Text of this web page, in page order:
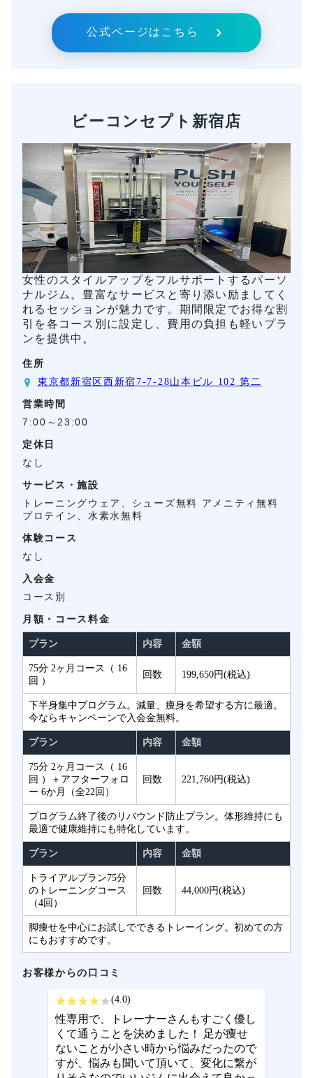
公式ページはこちら
ビーコンセプト新宿店
女性のスタイルアップをフルサポートするパーソ
ナルジム。豊富なサービスと寄り添い励ましてく
れるセッションが魅力です。期間限定でお得な割
引を各コース別に設定し、費用の負担も軽いプラ
ンを提供中。
住所
東京都新宿区西新宿7-7-28山本ビル 102 第二
営業時間
7:00～23:00
定休日
なし
サービス・施設
トレーニングウェア、シューズ無料 アメニティ無料
プロテイン、水素水無料
体験コース
なし
入会金
コース別
月額・コース料金
プラン 内容 金額
75分 2ヶ月コース（ 16
回 ）
回数 199,650円(税込)
下半身集中プログラム。減量、痩身を希望する方に最適。
今ならキャンペーンで入会金無料。
プラン 内容 金額
75分 2ヶ月コース（ 16
回 ）＋アフターフォロ
ー 6か月（全22回）
回数 221,760円(税込)
プログラム終了後のリバウンド防止プラン。体形維持にも
最適で健康維持にも特化しています。
プラン 内容 金額
トライアルプラン75分
のトレーニングコース
（4回）
回数 44,000円(税込)
脚痩せを中心にお試しでできるトレーイング。初めての方
にもおすすめです。
お客様からの口コミ
(4.0)
性専用で、トレーナーさんもすごく優し
くて通うことを決めました！ 足が痩せ
ないことが小さい時から悩みだったので
すが、悩みも聞いて頂いて、変化に繋が